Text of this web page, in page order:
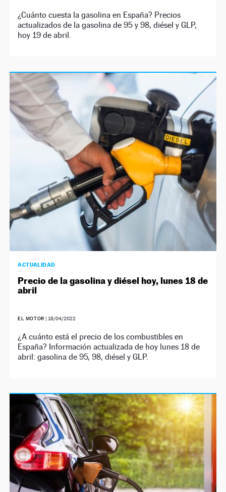
¿Cuánto cuesta la gasolina en España? Precios
actualizados de la gasolina de 95 y 98, diésel y GLP,
hoy 19 de abril.
ACTUALIDAD
Precio de la gasolina y diésel hoy, lunes 18 de
abril
EL MOTOR | 18/04/2022
¿A cuánto está el precio de los combustibles en
España? Información actualizada de hoy lunes 18 de
abril: gasolina de 95, 98, diésel y GLP.